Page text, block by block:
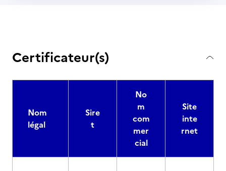
Certificateur(s)
Nom
légal
Sire
t
No
m
com
mer
cial
Site
inte
rnet